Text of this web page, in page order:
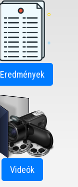
Eredmények
Videók